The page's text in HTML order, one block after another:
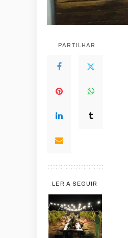
PARTILHAR
LER A SEGUIR